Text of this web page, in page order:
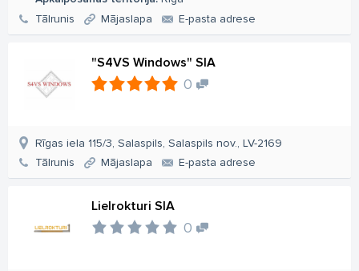
Tālrunis
Mājaslapa E-pasta adrese
"S4VS Windows" SIA
0
Rīgas iela 115/3, Salaspils, Salaspils nov., LV-2169
Tālrunis
Mājaslapa E-pasta adrese
Lielrokturi SIA
0